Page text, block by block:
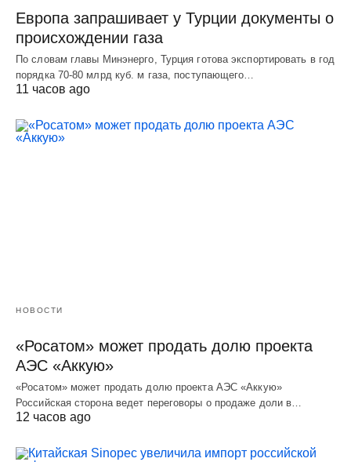
Европа запрашивает у Турции документы о
происхождении газа
По словам главы Минэнерго, Турция готова экспортировать в год
порядка 70-80 млрд куб. м газа, поступающего…
11 часов ago
НОВОСТИ
«Росатом» может продать долю проекта
АЭС «Аккую»
«Росатом» может продать долю проекта АЭС «Аккую»
Российская сторона ведет переговоры о продаже доли в…
12 часов ago